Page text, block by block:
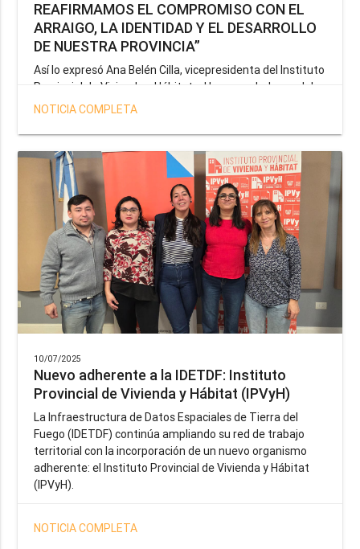
REAFIRMAMOS EL COMPROMISO CON EL
ARRAIGO, LA IDENTIDAD Y EL DESARROLLO
DE NUESTRA PROVINCIA”
Así lo expresó Ana Belén Cilla, vicepresidenta del Instituto
Provincial de Vivienda y Hábitat, al hacer un balance del
trabajo del organismo en el marco de la operatoria
salud y seguridad impulsada por el gobernador Gustavo
Melella.
NOTICIA COMPLETA
10/07/2025
Nuevo adherente a la IDETDF: Instituto
Provincial de Vivienda y Hábitat (IPVyH)
La Infraestructura de Datos Espaciales de Tierra del
Fuego (IDETDF) continúa ampliando su red de trabajo
territorial con la incorporación de un nuevo organismo
adherente: el Instituto Provincial de Vivienda y Hábitat
(IPVyH).
NOTICIA COMPLETA